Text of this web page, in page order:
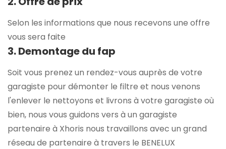
Selon les informations que nous recevons une offre
vous sera faite
3. Demontage du fap
Soit vous prenez un rendez-vous auprès de votre
garagiste pour démonter le filtre et nous venons
l'enlever le nettoyons et livrons à votre garagiste où
bien, nous vous guidons vers à un garagiste
partenaire à Xhoris nous travaillons avec un grand
réseau de partenaire à travers le BENELUX